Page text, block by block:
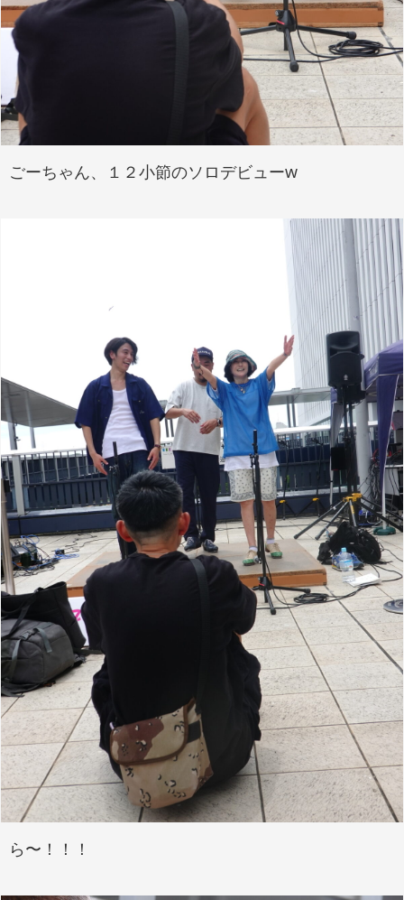
ごーちゃん、１２小節のソロデビューw
ら〜！！！